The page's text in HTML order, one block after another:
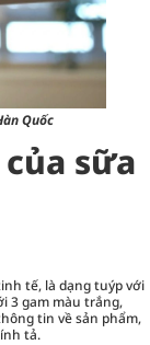
Quốc
sữa
tế, là dạng tuýp với
3 gam màu trắng,
tin về sản phẩm,
tả.